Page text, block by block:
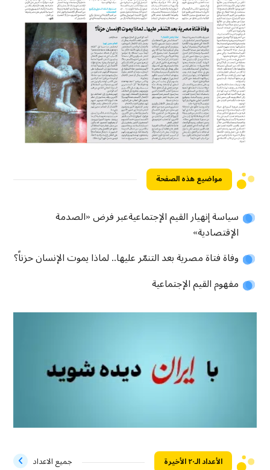
مواضيع هذه الصفحة
سياسة إنهيار القيم الإجتماعيةعبر فرض «الصدمة
الإقتصادية»
وفاة فتاة مصرية بعد التنمّر عليها.. لماذا يموت الإنسان حزناً؟
مفهوم القيم الإجتماعية
الأعداد الـ۲۰ الأخيرة جميع الاعداد